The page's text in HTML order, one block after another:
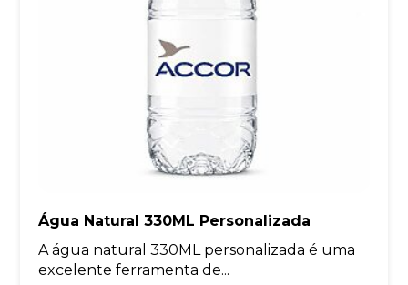
Água Natural 330ML Personalizada
A água natural 330ML personalizada é uma
excelente ferramenta de...